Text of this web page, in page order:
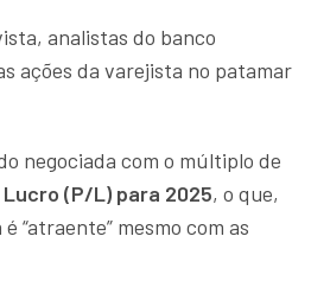
analistas do banco
ações da varejista no patamar
negociada com o múltiplo de
(P/L) para 2025, o que,
“atraente” mesmo com as